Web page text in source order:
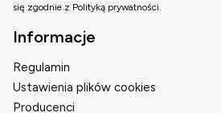
się zgodnie z Polityką prywatności.
Linki w stopce
Informacje
Regulamin
Ustawienia plików cookies
Producenci